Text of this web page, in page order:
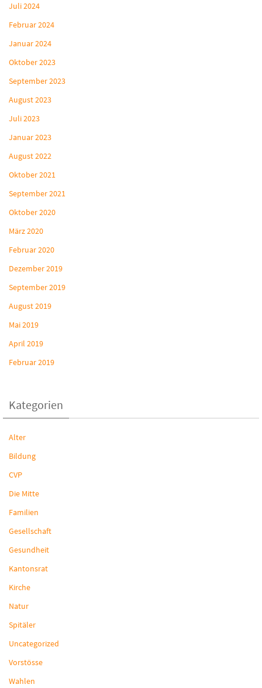
Juli 2024
Februar 2024
Januar 2024
Oktober 2023
September 2023
August 2023
Juli 2023
Januar 2023
August 2022
Oktober 2021
September 2021
Oktober 2020
März 2020
Februar 2020
Dezember 2019
September 2019
August 2019
Mai 2019
April 2019
Februar 2019
Kategorien
Alter
Bildung
CVP
Die Mitte
Familien
Gesellschaft
Gesundheit
Kantonsrat
Kirche
Natur
Spitäler
Uncategorized
Vorstösse
Wahlen